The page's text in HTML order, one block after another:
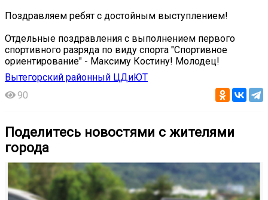
Поздравляем ребят с достойным выступлением!
Отдельные поздравления с выполнением первого
спортивного разряда по виду спорта "Спортивное
ориентирование" - Максиму Костину! Молодец!
Вытегорский районный ЦДиЮТ
90
Поделитесь новостями с жителями
города